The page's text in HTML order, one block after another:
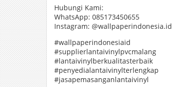
Hubungi Kami:
WhatsApp: 085173450655
Instagram: @wallpaperindonesia.id
#wallpaperindonesiaid
#supplierlantaivinylpvcmalang
#lantaivinylberkualitasterbaik
#penyedialantaivinylterlengkap
#jasapemasanganlantaivinyl